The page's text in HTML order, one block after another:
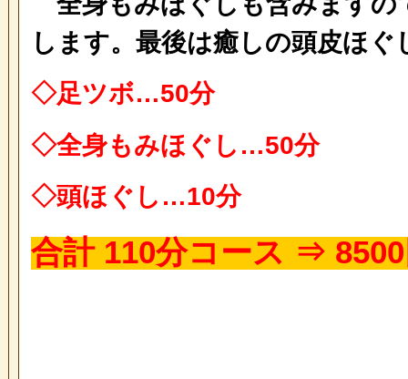
します。最後は癒しの頭皮ほぐ
◇足ツボ…50分
◇全身もみほぐし…50分
◇頭ほぐし…10分
合計 110分コース ⇒